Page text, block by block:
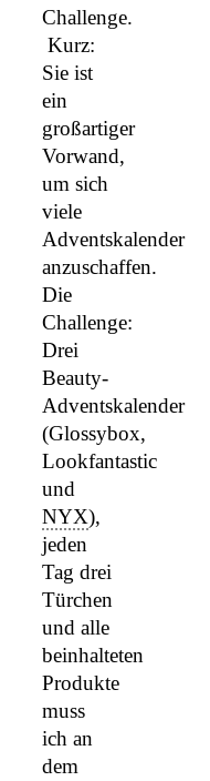
Challenge.
Kurz:
Sie ist
ein
großartiger
Vorwand,
um sich
viele
Adventskalender
anzuschaffen.
Die
Challenge:
Drei
Beauty-
Adventskalender
(Glossybox,
Lookfantastic
und
NYX),
jeden
Tag drei
Türchen
und alle
beinhalteten
Produkte
muss
ich an
dem